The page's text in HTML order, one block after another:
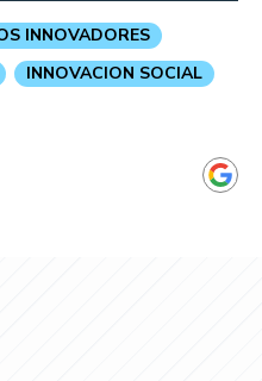
INNOVADORES
INNOVACION SOCIAL